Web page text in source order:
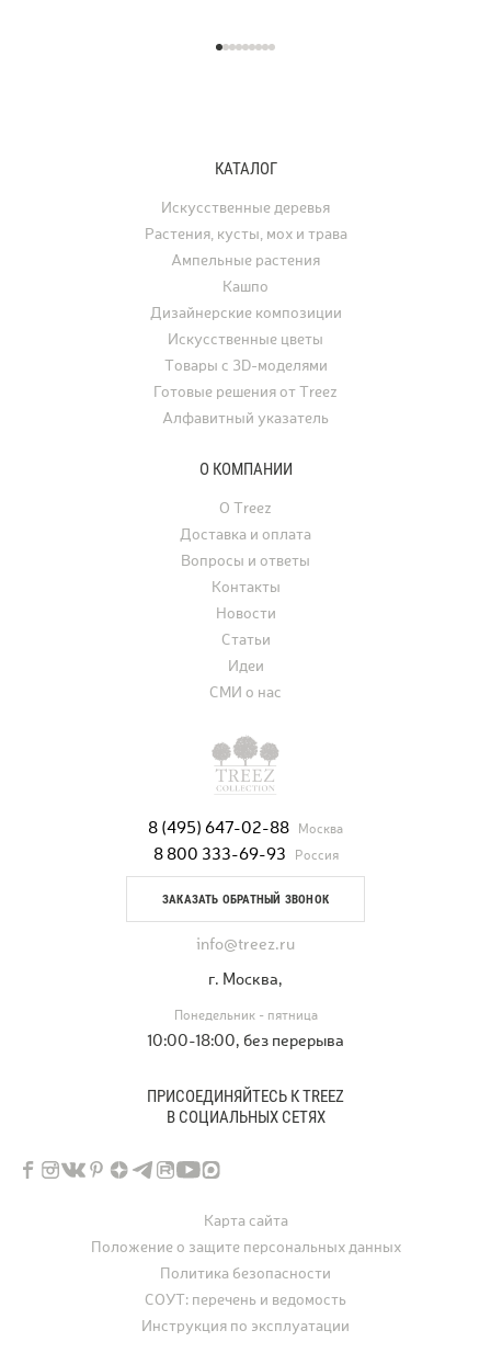
8 (495) 647-02-88 Москва
8 800 333-69-93 Россия
ЗАКАЗАТЬ ОБРАТНЫЙ ЗВОНОК
info@treez.ru
г. Москва,
Понедельник - пятница
10:00-18:00, без перерыва
КАТАЛОГ
Искусственные деревья
Растения, кусты, мох и трава
Ампельные растения
Кашпо
Дизайнерские композиции
Искусственные цветы
Товары с 3D-моделями
Готовые решения от Treez
Алфавитный указатель
О КОМПАНИИ
О Treez
Доставка и оплата
Вопросы и ответы
Контакты
Новости
Статьи
Идеи
СМИ о нас
ПРИСОЕДИНЯЙТЕСЬ К TREEZ
В СОЦИАЛЬНЫХ СЕТЯХ
Карта сайта
Положение о защите персональных данных
Политика безопасности
СОУТ: перечень и ведомость
Инструкция по эксплуатации